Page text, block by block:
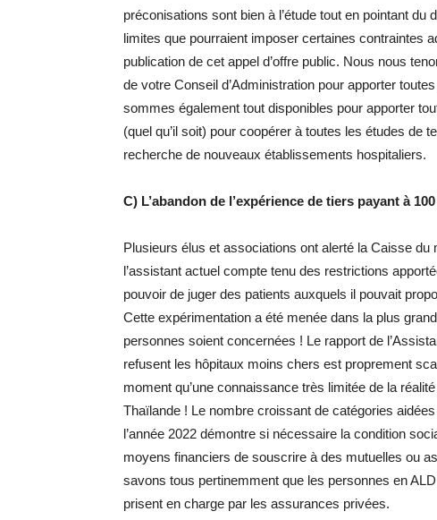
préconisations sont bien à l’étude tout en pointant du
limites que pourraient imposer certaines contraintes
publication de cet appel d’offre public. Nous nous
de votre Conseil d’Administration pour apporter
sommes également tout disponibles pour apporter
(quel qu’il soit) pour coopérer à toutes les études de
recherche de nouveaux établissements hospitaliers.
C) L’abandon de l’expérience de tiers payant à
Plusieurs élus et associations ont alerté la Caisse du
l’assistant actuel compte tenu des restrictions
pouvoir de juger des patients auxquels il pouvait
Cette expérimentation a été menée dans la plus
personnes soient concernées ! Le rapport de
refusent les hôpitaux moins chers est proprement
moment qu’une connaissance très limitée de la
Thaïlande ! Le nombre croissant de catégories
l’année 2022 démontre si nécessaire la condition
moyens financiers de souscrire à des mutuelles ou
savons tous pertinemment que les personnes en
prisent en charge par les assurances privées.